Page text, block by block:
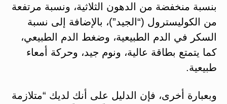
بنسبة منخفضة من الدهون الثلاثية، ونسبة مرتفعة
من الكوليسترول (“الجيد”)، بالإضافة إلى نسبة
السكر في الدم الطبيعية، وضغط الدم الطبيعي،
كما يتمتع بطاقة عالية، ونوم جيد، وحركة أمعاء
طبيعية.
وبعبارة أخرى، فإن الدليل على أنك لديك “متلازمة